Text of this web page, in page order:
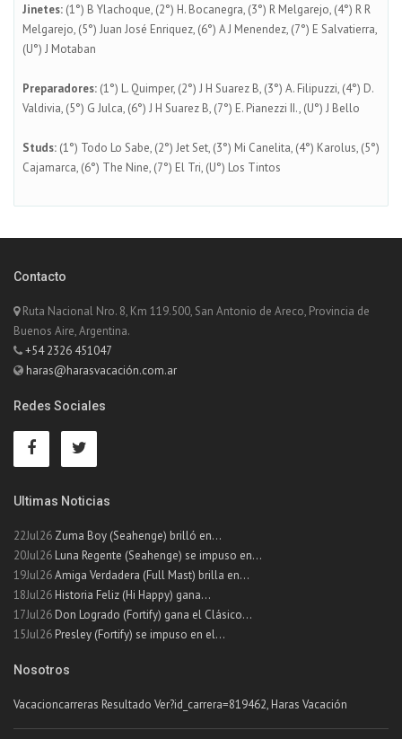
Jinetes: (1°) B Ylachoque, (2°) H. Bocanegra, (3°) R Melgarejo, (4°) R R
Melgarejo, (5°) Juan José Enriquez, (6°) A J Menendez, (7°) E Salvatierra,
(U°) J Motaban
Preparadores: (1°) L. Quimper, (2°) J H Suarez B, (3°) A. Filipuzzi, (4°) D.
Valdivia, (5°) G Julca, (6°) J H Suarez B, (7°) E. Pianezzi II., (U°) J Bello
Studs: (1°) Todo Lo Sabe, (2°) Jet Set, (3°) Mi Canelita, (4°) Karolus, (5°)
Cajamarca, (6°) The Nine, (7°) El Tri, (U°) Los Tintos
Contacto
Ruta Nacional Nro. 8, Km 119.500, San Antonio de Areco, Provincia de
Buenos Aire, Argentina.
+54 2326 451047
haras@harasvacación.com.ar
Redes Sociales
Ultimas Noticias
22Jul26 Zuma Boy (Seahenge) brilló en...
20Jul26 Luna Regente (Seahenge) se impuso en...
19Jul26Amiga Verdadera (Full Mast) brilla en...
18Jul26 Historia Feliz (Hi Happy) gana...
17Jul26 Don Logrado (Fortify) gana el Clásico...
15Jul26 Presley (Fortify) se impuso en el...
Nosotros
Vacacioncarreras Resultado Ver?id_carrera=819462, Haras Vacación